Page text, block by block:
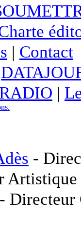
| Contact
|
-
-